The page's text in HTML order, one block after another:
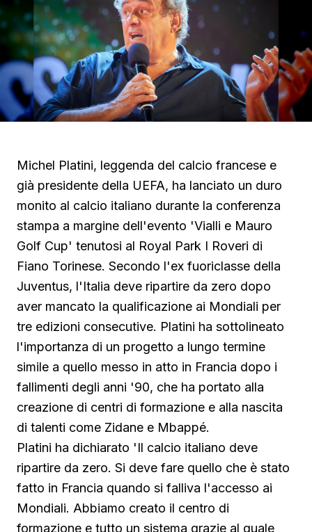
Michel Platini, leggenda del calcio francese e
già presidente della UEFA, ha lanciato un duro
monito al calcio italiano durante la conferenza
stampa a margine dell'evento 'Vialli e Mauro
Golf Cup' tenutosi al Royal Park I Roveri di
Fiano Torinese. Secondo l'ex fuoriclasse della
Juventus, l'Italia deve ripartire da zero dopo
aver mancato la qualificazione ai Mondiali per
tre edizioni consecutive. Platini ha sottolineato
l'importanza di un progetto a lungo termine
simile a quello messo in atto in Francia dopo i
fallimenti degli anni '90, che ha portato alla
creazione di centri di formazione e alla nascita
di talenti come Zidane e Mbappé.
Platini ha dichiarato 'Il calcio italiano deve
ripartire da zero. Si deve fare quello che è stato
fatto in Francia quando si falliva l'accesso ai
Mondiali. Abbiamo creato il centro di
formazione e tutto un sistema grazie al quale